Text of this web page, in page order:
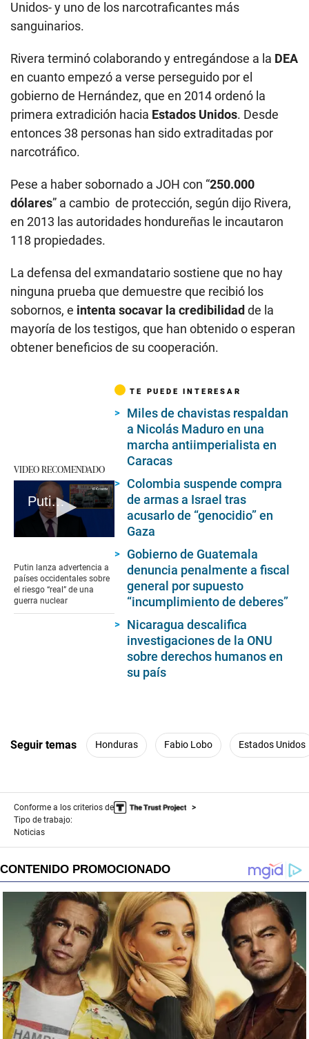
Unidos- y uno de los narcotraficantes más
sanguinarios.
Rivera terminó colaborando y entregándose a la DEA
en cuanto empezó a verse perseguido por el
gobierno de Hernández, que en 2014 ordenó la
primera extradición hacia Estados Unidos. Desde
entonces 38 personas han sido extraditadas por
narcotráfico.
Pese a haber sobornado a JOH con “250.000
dólares” a cambio de protección, según dijo Rivera,
en 2013 las autoridades hondureñas le incautaron
118 propiedades.
La defensa del exmandatario sostiene que no hay
ninguna prueba que demuestre que recibió los
sobornos, e intenta socavar la credibilidad de la
mayoría de los testigos, que han obtenido o esperan
obtener beneficios de su cooperación.
VIDEO RECOMENDADO
Putin lanza advertencia a países occidentales sobre el riesgo “real” de una guerra nuclear
of
1
minute,
36
seconds
Putin lanza advertencia a
países occidentales sobre
el riesgo “real” de una
guerra nuclear
TE PUEDE INTERESAR
Miles de chavistas respaldan
a Nicolás Maduro en una
marcha antiimperialista en
Caracas
Colombia suspende compra
de armas a Israel tras
acusarlo de “genocidio” en
Gaza
Gobierno de Guatemala
denuncia penalmente a fiscal
general por supuesto
“incumplimiento de deberes”
Nicaragua descalifica
investigaciones de la ONU
sobre derechos humanos en
su país
Seguir temas Honduras Fabio Lobo Estados Unidos
Conforme a los criterios de
Tipo de trabajo:
Noticias